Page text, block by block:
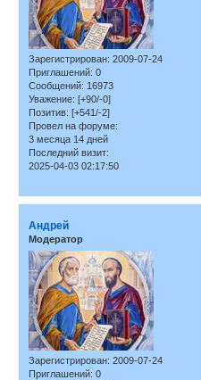
Зарегистрирован: 2009-07-24
Приглашений: 0
Сообщений: 16973
Уважение: [+90/-0]
Позитив: [+541/-2]
Провел на форуме:
3 месяца 14 дней
Последний визит:
2025-04-03 02:17:50
Андрей
Модератор
Зарегистрирован: 2009-07-24
Приглашений: 0